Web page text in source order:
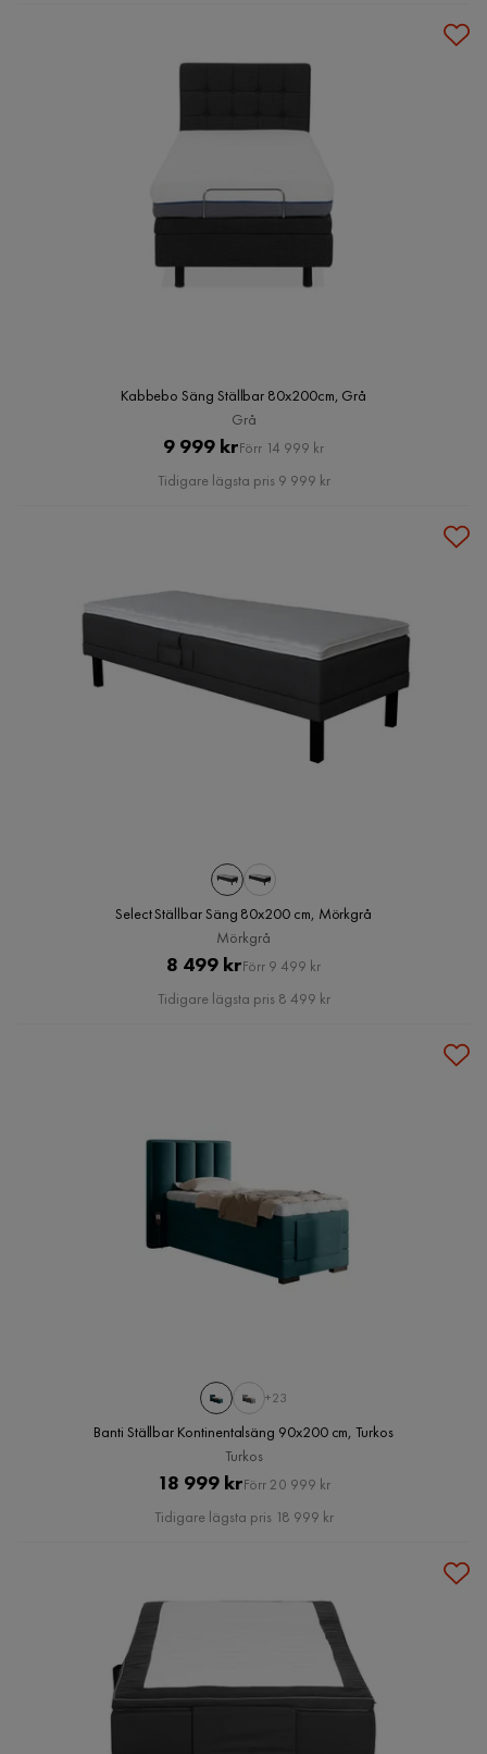
Kabbebo Säng Ställbar 80x200cm, Grå
Grå
Pris
9 999 krOriginal
Pris
Förr 14 999 kr
Tidigare lägsta pris 9 999 kr
Select Ställbar Säng 80x200 cm, Mörkgrå
Mörkgrå
Pris
8 499 krOriginal
Pris
Förr 9 499 kr
Tidigare lägsta pris 8 499 kr
+23
Banti Ställbar Kontinentalsäng 90x200 cm, Turkos
Turkos
Pris
18 999 krOriginal
Pris
Förr 20 999 kr
Tidigare lägsta pris 18 999 kr